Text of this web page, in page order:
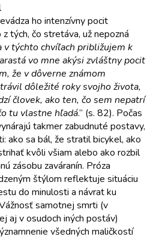
ho intenzívny pocit
tých, čo stretáva, už nepozná
v týchto chvíľach približujem k
vo mne akýsi zvláštny pocit
že v dôverne známom
dôležité roky svojho života,
človek, ako ten, čo sem nepatrí
tu vlastne hľadá.“ (s. 82). Počas
takmer zabudnuté postavy,
ako sa bál, že stratil bicykel, ako
kvôli všiam alebo ako rozbil
zásobu zaváranín. Próza
štýlom reflektuje situáciu
do minulosti a návrat ku
samotnej smrti (v
aj v osudoch iných postáv)
všedných maličkostí